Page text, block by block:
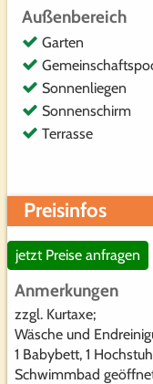
Außenbereich
Garten
Sonnenliegen
Sonnenschirm
Terrasse
Preisinfos
jetzt Preise anfragen
Anmerkungen
zzgl. Kurtaxe;
Wäsche und
1 Babybett, 1
Schwimmbad